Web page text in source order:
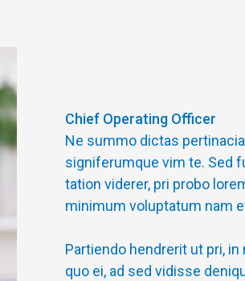
Chief Operating Officer
Ne summo dictas
signiferumque vim te. Sed
tation viderer, pri probo
minimum voluptatum nam
Partiendo hendrerit ut pri,
quo ei, ad sed vidisse